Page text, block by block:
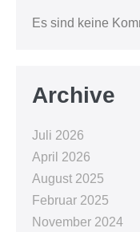
Es sind keine
Archive
Juli 2026
April 2026
August 2025
Februar 2025
November 2024